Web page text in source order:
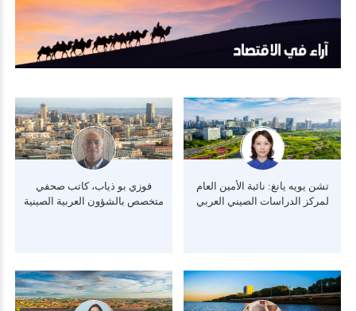
تشن يويه يانغ: نائبة الأمين العام
لمركز الدراسات الصيني العربي
فوزي بو ذياب، كاتب صحفي
متخصص بالشؤون العربية الصينية